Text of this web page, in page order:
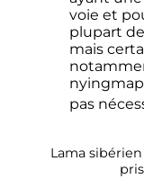
voie et
plupart
mais
pas
Lama